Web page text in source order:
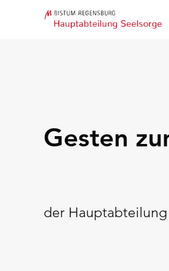
Gesten
der